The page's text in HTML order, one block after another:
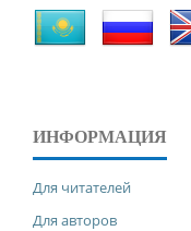
ИНФОРМАЦИЯ
Для читателей
Для авторов